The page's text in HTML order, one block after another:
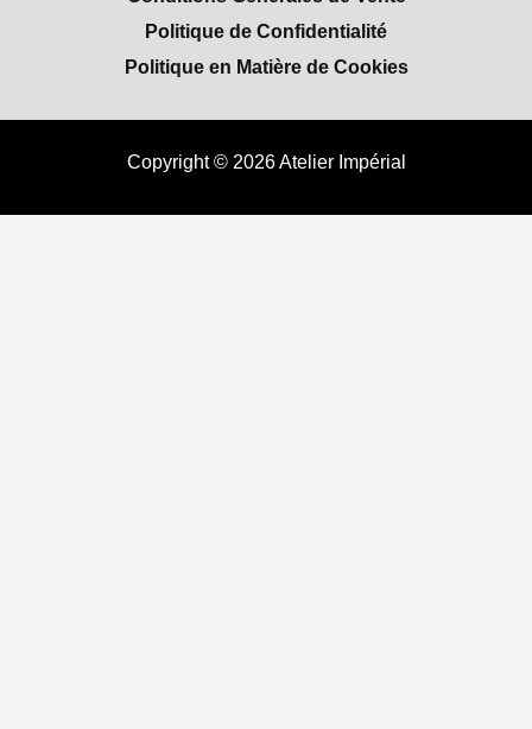
Politique de Confidentialité
Politique en Matière de Cookies
Copyright © 2026 Atelier Impérial